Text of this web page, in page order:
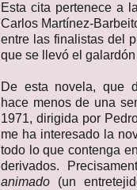
Esta cita pertenece a
Carlos Martínez-
entre las finalistas del
que se llevó el
De esta novela, que
hace menos de una
1971, dirigida por
me ha interesado la
todo lo que contenga
derivados.
animado (un